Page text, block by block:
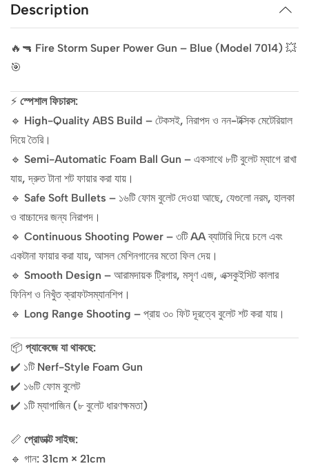
Description
🔥🔫 Fire Storm Super Power Gun – Blue (Model 7014) 💥
🎯
⚡ স্পেশাল ফিচারস:
🔹 High-Quality ABS Build – টেকসই, নিরাপদ ও নন-টক্সিক মেটেরিয়াল
দিয়ে তৈরি।
🔹 Semi-Automatic Foam Ball Gun – একসাথে ৮টি বুলেট ম্যাগে রাখা
যায়, দ্রুত টানা শট ফায়ার করা যায়।
🔹 Safe Soft Bullets – ১৬টি ফোম বুলেট দেওয়া আছে, যেগুলো নরম, হালকা
ও বাচ্চাদের জন্য নিরাপদ।
🔹 Continuous Shooting Power – ৩টি AA ব্যাটারি দিয়ে চলে এবং
একটানা ফায়ার করা যায়, আসল মেশিনগানের মতো ফিল দেয়।
🔹 Smooth Design – আরামদায়ক ট্রিগার, মসৃণ এজ, এক্সকুইসিট কালার
ফিনিশ ও নিখুঁত ক্রাফটসম্যানশিপ।
🔹 Long Range Shooting – প্রায় ৩০ ফিট দূরত্বে বুলেট শট করা যায়।
📦 প্যাকেজে যা থাকছে:
✔️ ১টি Nerf-Style Foam Gun
✔️ ১৬টি ফোম বুলেট
✔️ ১টি ম্যাগাজিন (৮ বুলেট ধারণক্ষমতা)
📏 প্রোডাক্ট সাইজ:
🔹 গান: 31cm × 21cm